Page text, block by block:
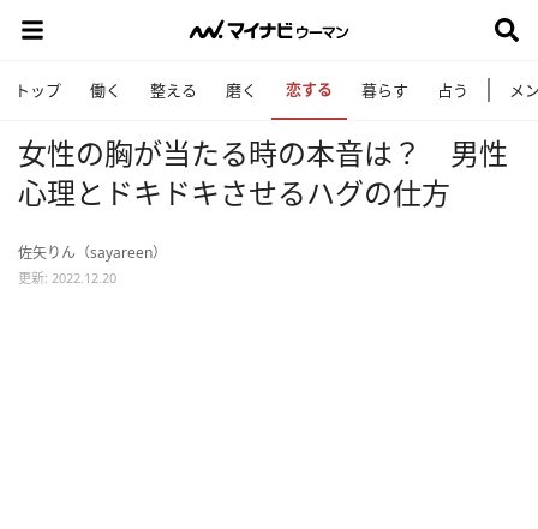
トップ 働く 整える 磨く 恋する 暮らす 占う メ
女性の胸が当たる時の本音は？ 男性
心理とドキドキさせるハグの仕方
佐矢りん（sayareen）
更新: 2022.12.20